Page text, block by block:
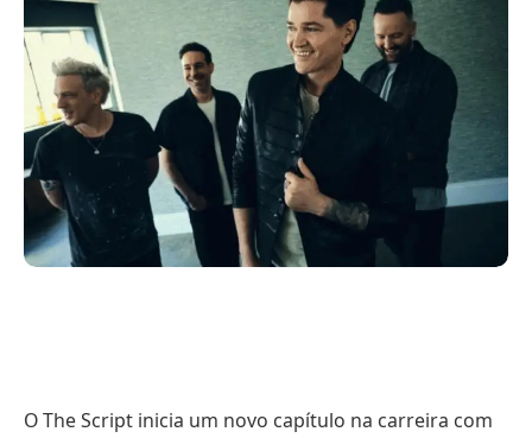
O The Script inicia um novo capítulo na carreira com